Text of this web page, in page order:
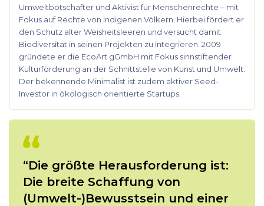
Umweltbotschafter und Aktivist für Menschenrechte – mit
Fokus auf Rechte von indigenen Völkern. Hierbei fördert er
den Schutz alter Weisheitsleeren und versucht damit
Biodiversität in seinen Projekten zu integrieren. 2009
gründete er die EcoArt gGmbH mit Fokus sinnstiftender
Kulturförderung an der Schnittstelle von Kunst und Umwelt.
Der bekennende Minimalist ist zudem aktiver Seed-
Investor in ökologisch orientierte Startups.
“Die größte Herausforderung ist:
Die breite Schaffung von
(Umwelt-)Bewusstsein und einer